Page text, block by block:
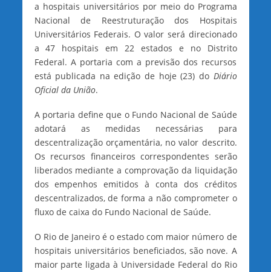
a hospitais universitários por meio do Programa
Nacional de Reestruturação dos Hospitais
Universitários Federais. O valor será direcionado
a 47 hospitais em 22 estados e no Distrito
Federal. A portaria com a previsão dos recursos
está publicada na edição de hoje (23) do Diário
Oficial da União.
A portaria define que o Fundo Nacional de Saúde
adotará as medidas necessárias para
descentralização orçamentária, no valor descrito.
Os recursos financeiros correspondentes serão
liberados mediante a comprovação da liquidação
dos empenhos emitidos à conta dos créditos
descentralizados, de forma a não comprometer o
fluxo de caixa do Fundo Nacional de Saúde.
O Rio de Janeiro é o estado com maior número de
hospitais universitários beneficiados, são nove. A
maior parte ligada à Universidade Federal do Rio